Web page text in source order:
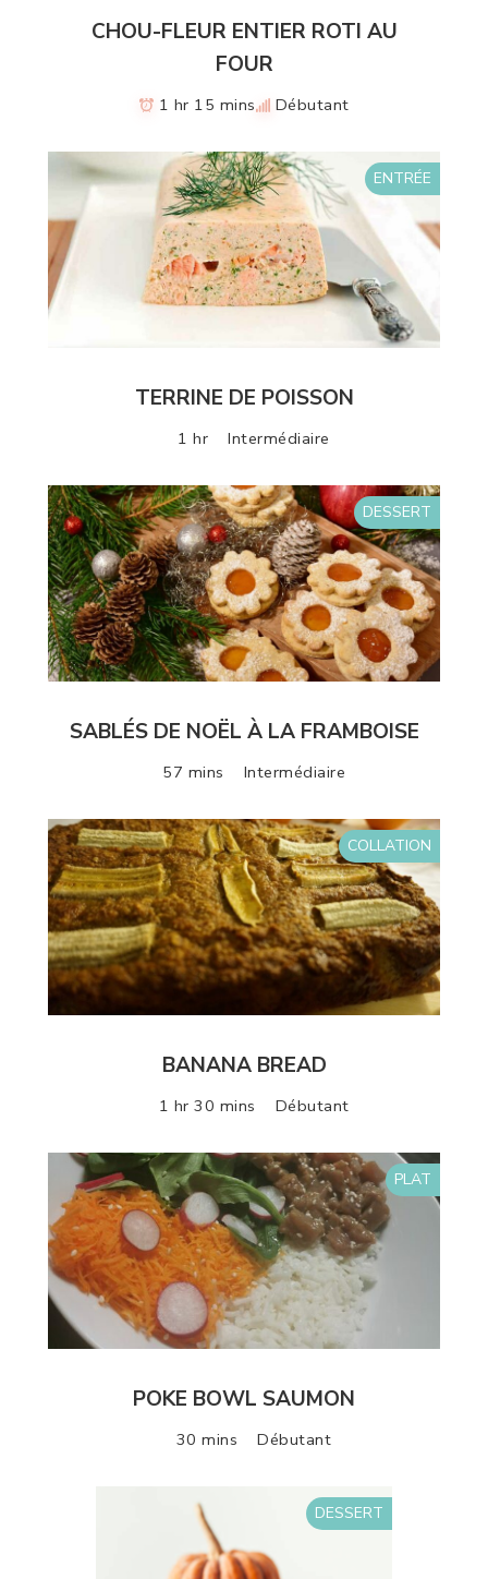
CHOU-FLEUR ENTIER ROTI AU
FOUR
1 hr 15 mins Débutant
ENTRÉE
TERRINE DE POISSON
1 hr Intermédiaire
DESSERT
SABLÉS DE NOËL À LA FRAMBOISE
57 mins Intermédiaire
COLLATION
BANANA BREAD
1 hr 30 mins Débutant
PLAT
POKE BOWL SAUMON
30 mins Débutant
DESSERT